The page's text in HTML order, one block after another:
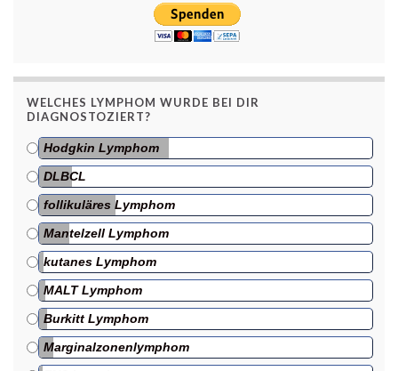
WELCHES LYMPHOM WURDE BEI DIR
DIAGNOSTOZIERT?
Hodgkin Lymphom
DLBCL
follikuläres Lymphom
Mantelzell Lymphom
kutanes Lymphom
MALT Lymphom
Burkitt Lymphom
Marginalzonenlymphom